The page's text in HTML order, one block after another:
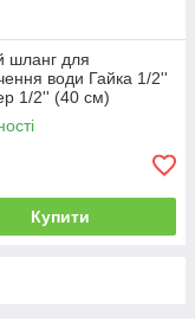
шланг для
води Гайка 1/2''
1/2'' (40 см)
Купити